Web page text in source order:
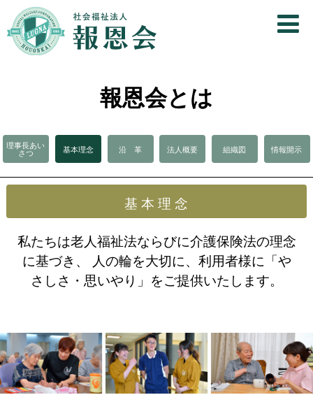
報恩会とは
理事長あい
さつ
基本理念 沿 革 法人概要 組織図 情報開示
基 本 理 念
私たちは老人福祉法ならびに介護保険法の理念
に基づき、 人の輪を大切に、利用者様に「や
さしさ・思いやり」をご提供いたします。